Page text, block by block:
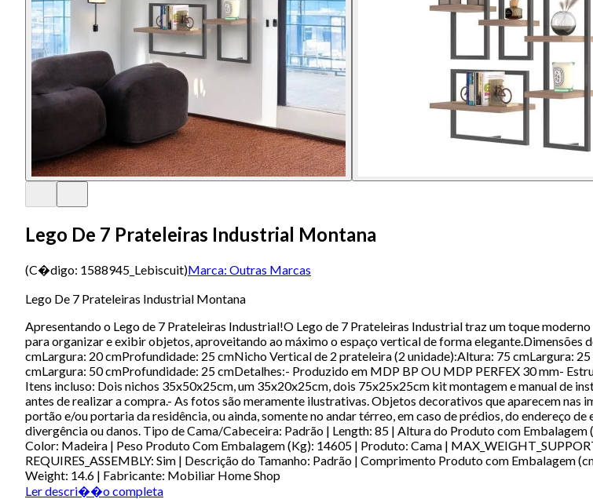
Lego De 7 Prateleiras Industrial Montana
(C�digo: 1588945_Lebiscuit)Marca: Outras Marcas
Lego De 7 Prateleiras Industrial Montana
Apresentando o Lego de 7 Prateleiras Industrial!O Lego de 7 Prateleiras Industrial traz um toque
para organizar e exibir objetos, aproveitando ao máximo o espaço vertical de forma
cmLargura: 20 cmProfundidade: 25 cmNicho Vertical de 2 prateleira (2 unidade):Altura: 75 cmLargura:
cmLargura: 50 cmProfundidade: 25 cmDetalhes:- Produzido em MDP BP OU MDP PERFEX 30 mm-
Itens incluso: Dois nichos 35x50x25cm, um 35x20x25cm, dois 75x25x25cm kit montagem e manual de
antes de realizar a compra.- As fotos são meramente ilustrativas. Objetos decorativos que aparecem
portão e/ou portaria da residência, ou ainda, somente no andar térreo, em caso de prédios, do endereço
divergência ou danos. Tipo de Cama/Cabeceira: Padrão | Length: 85 | Altura do Produto com
Color: Madeira | Peso Produto Com Embalagem (Kg): 14605 | Produto: Cama |
REQUIRES_ASSEMBLY: Sim | Descrição do Tamanho: Padrão | Comprimento Produto com
Weight: 14.6 | Fabricante: Mobiliar Home Shop
Ler descri��o completa